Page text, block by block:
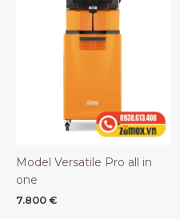
Model Versatile Pro all in
one
7.800 €